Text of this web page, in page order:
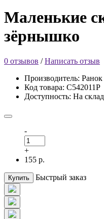
Маленькие
зёрнышко
0 отзывов /Написать отзыв
Производитель: Ранок
Код товара: С542011Р
Доступность: На
-
+
155 р.
Купить Быстрый заказ